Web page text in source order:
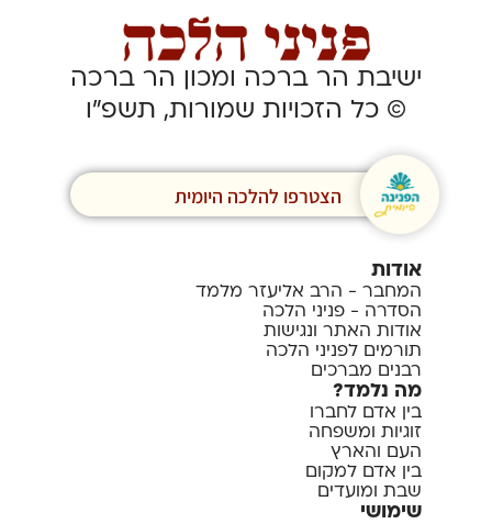
ישיבת הר ברכה ומכון הר ברכה
© כל הזכויות שמורות, תשפ”ו
הצטרפו להלכה היומית
אודות
המחבר - הרב אליעזר מלמד
הסדרה - פניני הלכה
אודות האתר ונגישות
תורמים לפניני הלכה
רבנים מברכים
מה נלמד?
בין אדם לחברו
זוגיות ומשפחה
העם והארץ
בין אדם למקום
שבת ומועדים
שימושי